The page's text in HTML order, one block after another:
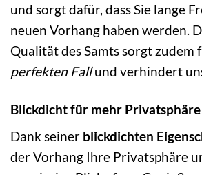
und sorgt dafür, dass Sie lange
neuen Vorhang haben werden.
Qualität des Samts sorgt zudem
perfekten Fallund verhindert
Blickdicht für mehr
Dank seiner blickdichten
der Vorhang Ihre Privatsphäre